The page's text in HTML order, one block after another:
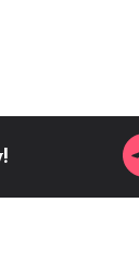
TEAM
НОВІ